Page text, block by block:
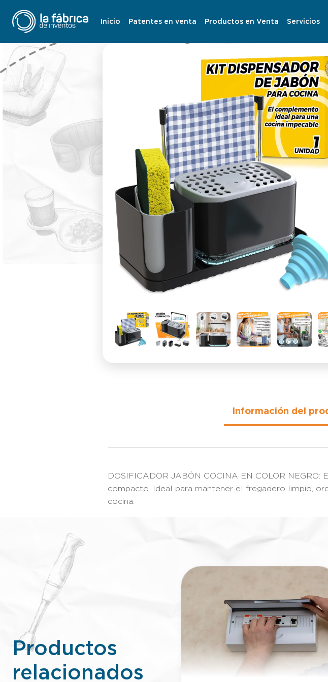
Inicio Patentes en venta Productos en Venta Servicios
Información del
DOSIFICADOR JABÓN COCINA EN COLOR
compacto. Ideal para mantener el fregadero limpio,
cocina.
Productos
relacionados